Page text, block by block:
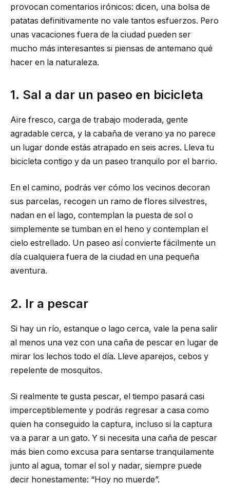
provocan comentarios irónicos: dicen, una bolsa de
patatas definitivamente no vale tantos esfuerzos. Pero
unas vacaciones fuera de la ciudad pueden ser
mucho más interesantes si piensas de antemano qué
hacer en la naturaleza.
1. Sal a dar un paseo en bicicleta
Aire fresco, carga de trabajo moderada, gente
agradable cerca, y la cabaña de verano ya no parece
un lugar donde estás atrapado en seis acres. Lleva tu
bicicleta contigo y da un paseo tranquilo por el barrio.
En el camino, podrás ver cómo los vecinos decoran
sus parcelas, recogen un ramo de flores silvestres,
nadan en el lago, contemplan la puesta de sol o
simplemente se tumban en el heno y contemplan el
cielo estrellado. Un paseo así convierte fácilmente un
día cualquiera fuera de la ciudad en una pequeña
aventura.
2. Ir a pescar
Si hay un río, estanque o lago cerca, vale la pena salir
al menos una vez con una caña de pescar en lugar de
mirar los lechos todo el día. Lleve aparejos, cebos y
repelente de mosquitos.
Si realmente te gusta pescar, el tiempo pasará casi
imperceptiblemente y podrás regresar a casa como
quien ha conseguido la captura, incluso si la captura
va a parar a un gato. Y si necesita una caña de pescar
más bien como excusa para sentarse tranquilamente
junto al agua, tomar el sol y nadar, siempre puede
decir honestamente: “Hoy no muerde”.